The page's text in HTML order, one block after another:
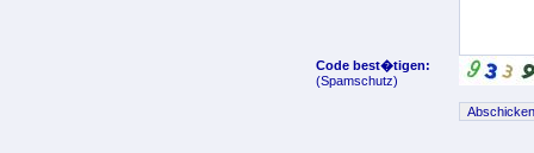
Code best�tigen:
(Spamschutz)